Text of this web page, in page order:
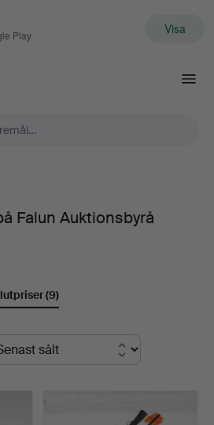
Play Visa
Falun Auktionsbyrå
(9)